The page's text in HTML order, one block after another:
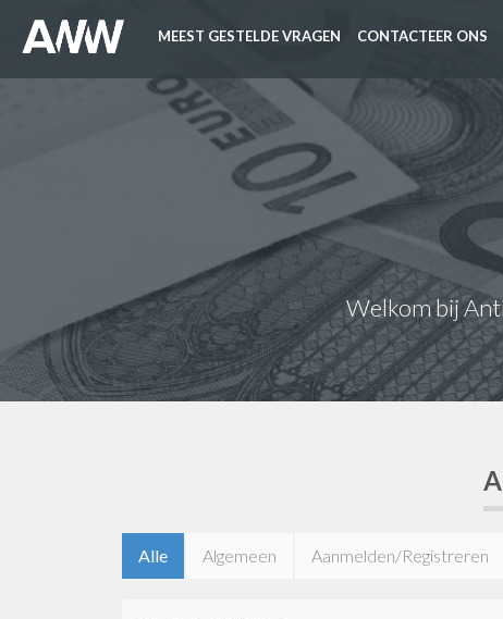
MEEST GESTELDE VRAGEN CONTACTEER ONS
Welkom bij
Alle Algemeen Aanmelden/Registreren